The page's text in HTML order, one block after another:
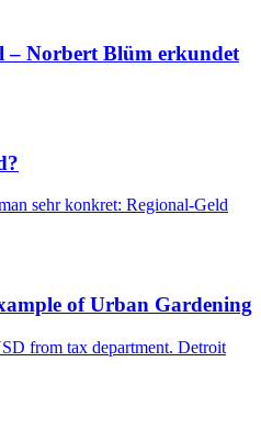
– Norbert Blüm erkundet
sehr konkret: Regional-Geld
of Urban Gardening
from tax department. Detroit